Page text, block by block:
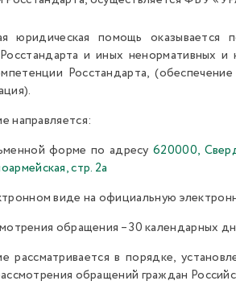
юридическая помощь
и иных ненормативных
Росстандарта,
направляется:
форме по адресу620000,
стр. 2а
виде на официальную
обращения – 30 календарных
рассматривается в порядке,
обращений граждан